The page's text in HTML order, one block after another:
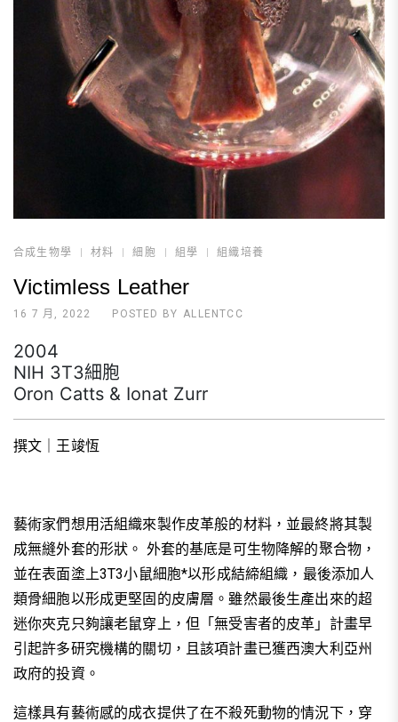
合成生物學 材料 細胞 組學 組織培養
Victimless Leather
16 7 月, 2022 POSTED BY ALLENTCC
2004
NIH 3T3細胞
Oron Catts & Ionat Zurr
撰文｜王竣恆
藝術家們想用活組織來製作皮革般的材料，並最終將其製
成無縫外套的形狀。 外套的基底是可生物降解的聚合物，
並在表面塗上3T3小鼠細胞*以形成結締組織，最後添加人
類骨細胞以形成更堅固的皮膚層。雖然最後生產出來的超
迷你夾克只夠讓老鼠穿上，但「無受害者的皮革」計畫早
引起許多研究機構的關切，且該項計畫已獲西澳大利亞州
政府的投資。
這樣具有藝術感的成衣提供了在不殺死動物的情況下，穿